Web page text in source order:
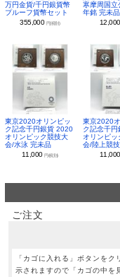
万円金貨/千円銀貨幣
プルーフ貨幣セット
355,000 円(税別)
寒摩周国立
年銘 完未品
12,000
東京2020オリンピッ
ク記念千円銀貨 2020
オリンピック競技大
会/水泳 完未品
11,000円(税別)
東京2020
ク記念千
オリンピッ
会/陸上競
11,000
ご注文
「カゴに入れる」ボタンを
示されますので「カゴの中を